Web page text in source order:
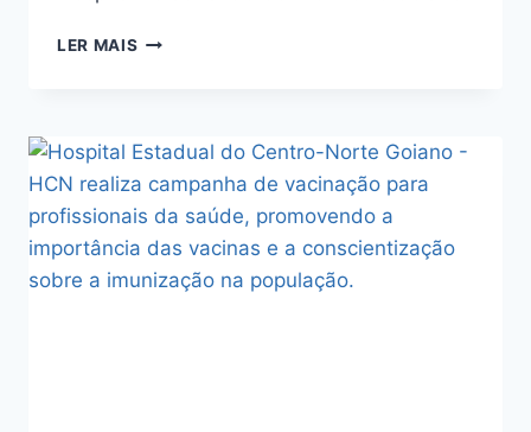
LER MAIS